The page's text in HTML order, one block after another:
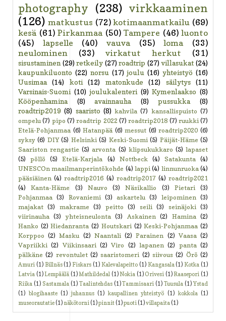
photography (238) virkkaaminen
(126) matkustus (72) kotimaanmatkailu (69)
kesä (61) Pirkanmaa (50) Tampere (46) luonto
(45)
lapselle (40) vauva (35) loma
(33)
neulominen
(33) virkatut herkut (31)
sisustaminen (29) retkeily (27) roadtrip (27) villasukat (24)
kaupunkiluonto (22) norsu (17) joulu (16) yhteistyö (16)
Uusimaa
(14) koti (12) matonkude (12) säilytys
(11)
Varsinais-Suomi (10) joulukalenteri (9) Kymenlaakso (8)
Kööpenhamina
(8) avainnauha (8) pussukka
(8)
roadtrip2019 (8) saaristo (8) kahvila (7) kansallispuisto (7)
ompelu (7) pipo (7) roadtrip 2022 (7) roadtrip2018 (7) ruukki (7)
Etelä-Pohjanmaa (6) Hatanpää (6) messut (6) roadtrip2020 (6)
syksy (6) DIY (5) Helsinki (5) Keski-Suomi (5) Päijät-Häme (5)
Saariston rengastie (5) arvonta (5) klipsukukkaro (5) lapaset
(5)
pöllö (5) Etelä-Karjala (4) Nottbeck (4) Satakunta
(4)
UNESCOn maailmanperintökohde (4) lappi (4) linnunruoka (4)
pääsiäinen (4) roadtrip2016 (4) roadtrip2017 (4) roadtrip2021
(4)
Kanta-Häme (3) Nauvo (3) Näsikallio (3) Pietari
(3)
Pohjanmaa
(3) Rovaniemi (3) askartelu (3) leipominen
(3)
majakat (3) makrame (3) peitto (3) seili (3) seinäjoki
(3)
viirinauha
(3) yhteisneulonta (3) Askainen (2) Hamina
(2)
Hanko (2) Hiedanranta (2) Houtskari (2) Keski-Pohjanmaa (2)
Korppoo (2) Masku (2) Naantali (2) Parainen (2) Vaasa (2)
Vapriikki (2) Viikinsaari (2) Viro (2) lapanen (2) panta (2)
pälkäne (2) revontulet (2) saaristomeri (2) siivous (2) Örö (2)
Amuri (1) Billnäs (1) Fiskars (1) Kalevalapeitto (1) Kangasala (1) Kotka (1)
Latvia (1)Lempäälä (1)Mathildedal (1)Nokia (1) Orivesi (1)Raasepori (1)
Riika (1) Sastamala (1) Taalintehdas (1) Tammisaari (1) Tuusula (1) Ystad
(1) blogihaaste (1) juhannus (1) kaupallinen yhteistyö (1) kokkola (1)
museorautatie(1)näkötorni(1)pinnit(1)puoti(1)villapaita(1)